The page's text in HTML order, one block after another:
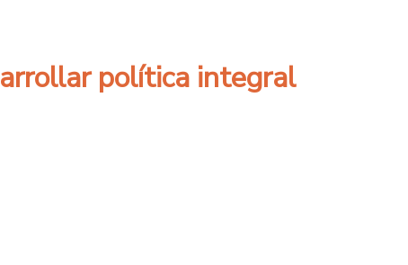
política integral